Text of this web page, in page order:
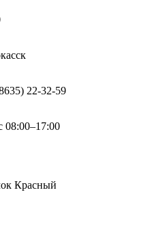
22-32-59
08:00–17:00
Красный